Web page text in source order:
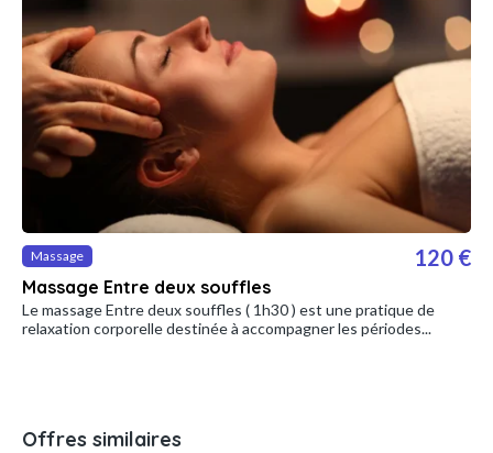
Massage
Massage Entre deux souffles
120 €
Le massage Entre deux souffles ( 1h30 ) est une pratique de
relaxation corporelle destinée à accompagner les périodes...
Offres similaires